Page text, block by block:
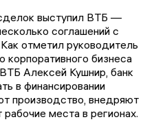
выступил ВТБ —
соглашений с
отметил руководитель
корпоративного бизнеса
Алексей Кушнир, банк
в финансировании
производство, внедряют
места в регионах.